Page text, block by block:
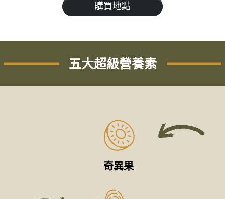
購買地點
五大超級營養素
奇異果